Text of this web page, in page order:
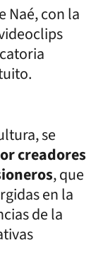
Naé, con la
se
creadores
, que
en la
de la